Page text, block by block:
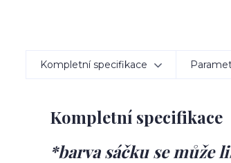
Kompletní specifikace
Kompletní specifikace
*barva sáčku se může